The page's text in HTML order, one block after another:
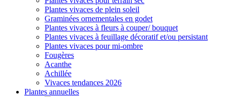
Plantes vivaces de plein soleil
Graminées ornementales en godet
Plantes vivaces à fleurs à couper/ bouquet
Plantes vivaces à feuillage décoratif et/ou persistant
Plantes vivaces pour mi-ombre
Fougères
Acanthe
Achillée
Vivaces tendances 2026
Plantes annuelles